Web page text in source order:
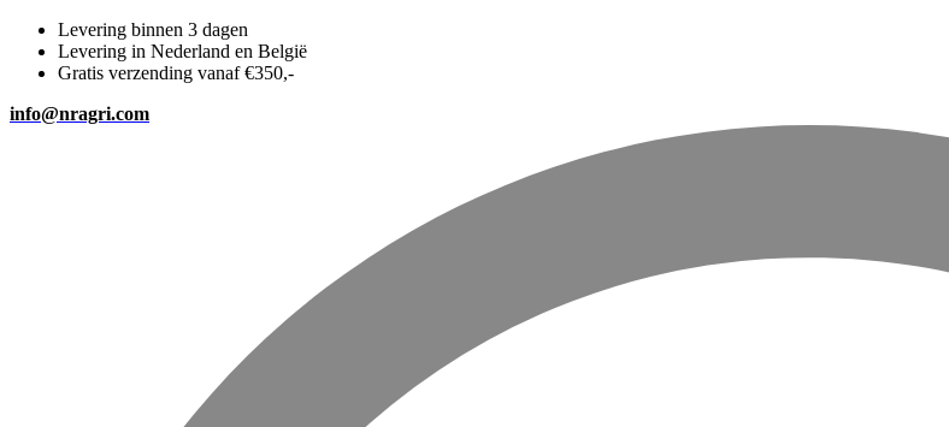
Levering binnen 3 dagen
Levering in Nederland en België
Gratis verzending vanaf €350,-
info@nragri.com